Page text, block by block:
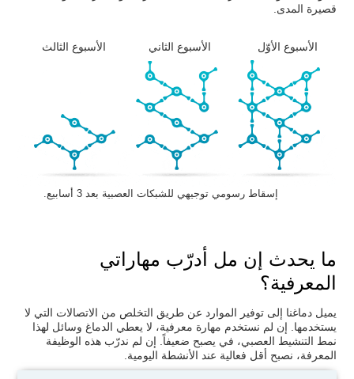
قصيرة المدى.
الأسبوع الأوّل الأسبوع الثاني الأسبوع الثالث
إسقاط رسومي توجيهي للشبكات العصبية بعد 3 أسابيع.
ما يحدث إن مل أدرّب مهاراتي
المعرفية؟
يميل دماغنا إلى توفير الموارد عن طريق التخلص من الاتصالات التي لا
يستخدمها. إن لم نستخدم مهارة معرفية، لا يعطي الدماغ وسائل لهذا
نمط التنشيط العصبي، في يصبح ضعيفاً. إن لم ندرّب هذه الوظيفة
المعرفة، نصبح أقل فعالية عند الأنشطة اليومية.